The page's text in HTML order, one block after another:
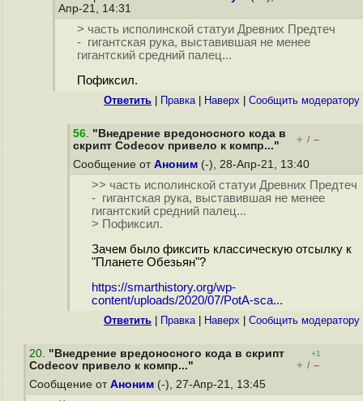
Апр-21, 14:31
> часть исполинской статуи Древних Предтеч
- гигантская рука, выставившая не менее
гигантский средний палец...
Пофиксил.
Ответить Правка| Наверх Cообщить модератору
56. "Внедрение вредоносного кода в
скрипт Codecov привело к компр..."
+ / –
Сообщение от Аноним (-), 28-Апр-21, 13:40
>> часть исполинской статуи Древних Предтеч
- гигантская рука, выставившая не менее
гигантский средний палец...
> Пофиксил.
Зачем было фиксить классическую отсылку к
"Планете Обезьян"?
https://smarthistory.org/wp-
content/uploads/2020/07/PotA-sca...
Ответить Правка| Наверх Cообщить модератору
20. "Внедрение вредоносного кода в скрипт
Codecov привело к компр..."
+1
+ / –
Сообщение от Аноним (-), 27-Апр-21, 13:45